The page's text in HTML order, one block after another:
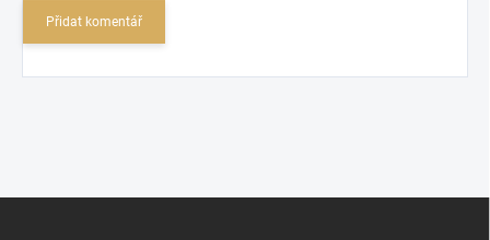
Přidat komentář